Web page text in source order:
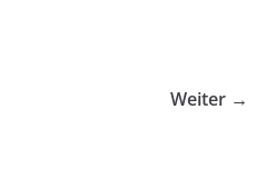
Weiter →